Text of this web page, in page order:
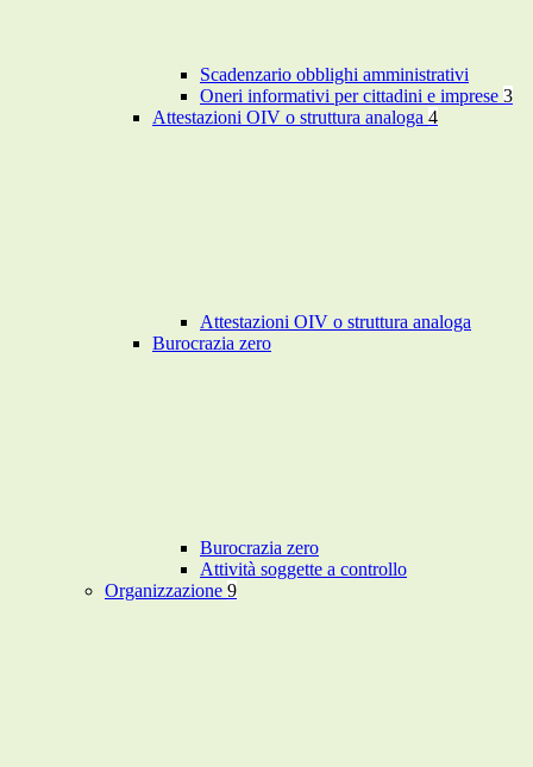
Scadenzario obblighi amministrativi
Oneri informativi per cittadini e imprese 3
Attestazioni OIV o struttura analoga 4
Attestazioni OIV o struttura analoga
Burocrazia zero
Burocrazia zero
Attività soggette a controllo
Organizzazione 9